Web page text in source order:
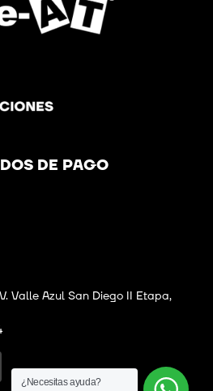
DE PAGO
Valle Azul San Diego II Etapa,
¿Necesitas ayuda?